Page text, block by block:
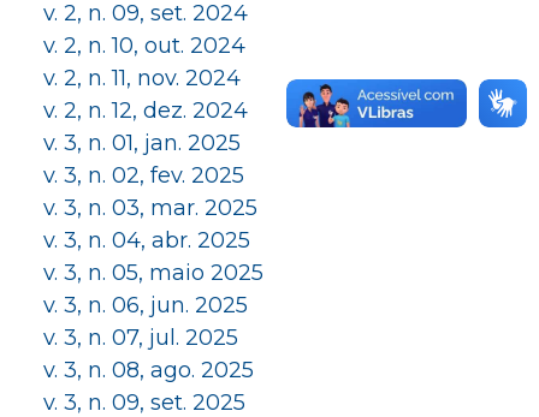
v. 2, n. 09, set. 2024
v. 2, n. 10, out. 2024
v. 2, n. 11, nov. 2024
v. 2, n. 12, dez. 2024
v. 3, n. 01, jan. 2025
v. 3, n. 02, fev. 2025
v. 3, n. 03, mar. 2025
v. 3, n. 04, abr. 2025
v. 3, n. 05, maio 2025
v. 3, n. 06, jun. 2025
v. 3, n. 07, jul. 2025
v. 3, n. 08, ago. 2025
v. 3, n. 09, set. 2025